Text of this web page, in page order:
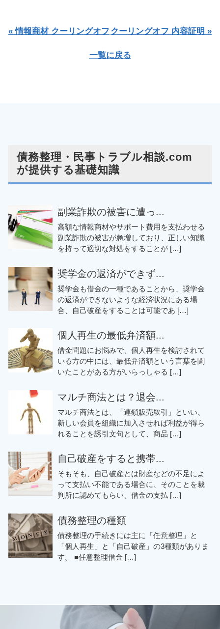
« 情報商材 クーリングオフ クーリングオフ 内容証明 »
一覧に戻る
債務整理・民事トラブル相談.com
が提供する基礎知識
副業詐欺の被害に遭っ...
高額な情報商材やサポート費用を支払わせる
副業詐欺の被害が急増しており、正しい知識
を持って適切な対処をすることが […]
奨学金の返済ができず...
奨学金も借金の一種であることから、奨学金
の返済ができないような経済状況にある場
合、自己破産をすることは可能であ […]
個人再生の最低弁済額...
借金問題にお悩みで、個人再生を検討されて
いる方の中には、最低弁済額という言葉を聞
いたことがある方がいらっしゃる […]
マルチ商法とは？退会...
マルチ商法とは、「連鎖販売取引」といい、
新しい会員を組織に加入させれば利益が得ら
れることを誘引文句として、商品 […]
自己破産をすると携帯...
そもそも、自己破産とは財産などの不足によ
って支払い不能である場合に、そのことを裁
判所に認めてもらい、借金の支払 […]
債務整理の種類
債務整理の手続きには主に「任意整理」と
「個人再生」と「自己破産」の3種類がありま
す。 ■任意整理借金 […]